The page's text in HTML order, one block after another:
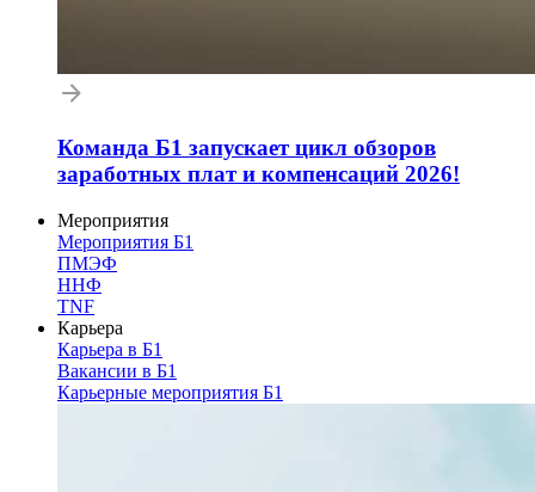
Команда Б1 запускает цикл обзоров
заработных плат и компенсаций 2026!
Мероприятия
Мероприятия Б1
ПМЭФ
ННФ
TNF
Карьера
Карьера в Б1
Вакансии в Б1
Карьерные мероприятия Б1